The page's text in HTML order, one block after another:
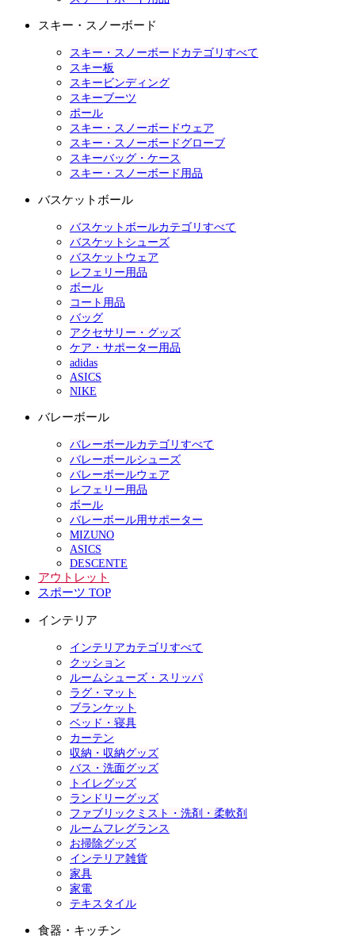
スキー・スノーボード
スキー・スノーボードカテゴリすべて
スキー板
スキービンディング
スキーブーツ
ポール
スキー・スノーボードウェア
スキー・スノーボードグローブ
スキーバッグ・ケース
スキー・スノーボード用品
バスケットボール
バスケットボールカテゴリすべて
バスケットシューズ
バスケットウェア
レフェリー用品
ボール
コート用品
バッグ
アクセサリー・グッズ
ケア・サポーター用品
adidas
ASICS
NIKE
バレーボール
バレーボールカテゴリすべて
バレーボールシューズ
バレーボールウェア
レフェリー用品
ボール
バレーボール用サポーター
MIZUNO
ASICS
DESCENTE
アウトレット
スポーツ TOP
インテリア
インテリアカテゴリすべて
クッション
ルームシューズ・スリッパ
ラグ・マット
ブランケット
ベッド・寝具
カーテン
収納・収納グッズ
バス・洗面グッズ
トイレグッズ
ランドリーグッズ
ファブリックミスト・洗剤・柔軟剤
ルームフレグランス
お掃除グッズ
インテリア雑貨
家具
家電
テキスタイル
食器・キッチン